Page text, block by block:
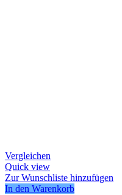
Vergleichen
Quick view
Zur Wunschliste hinzufügen
In den Warenkorb